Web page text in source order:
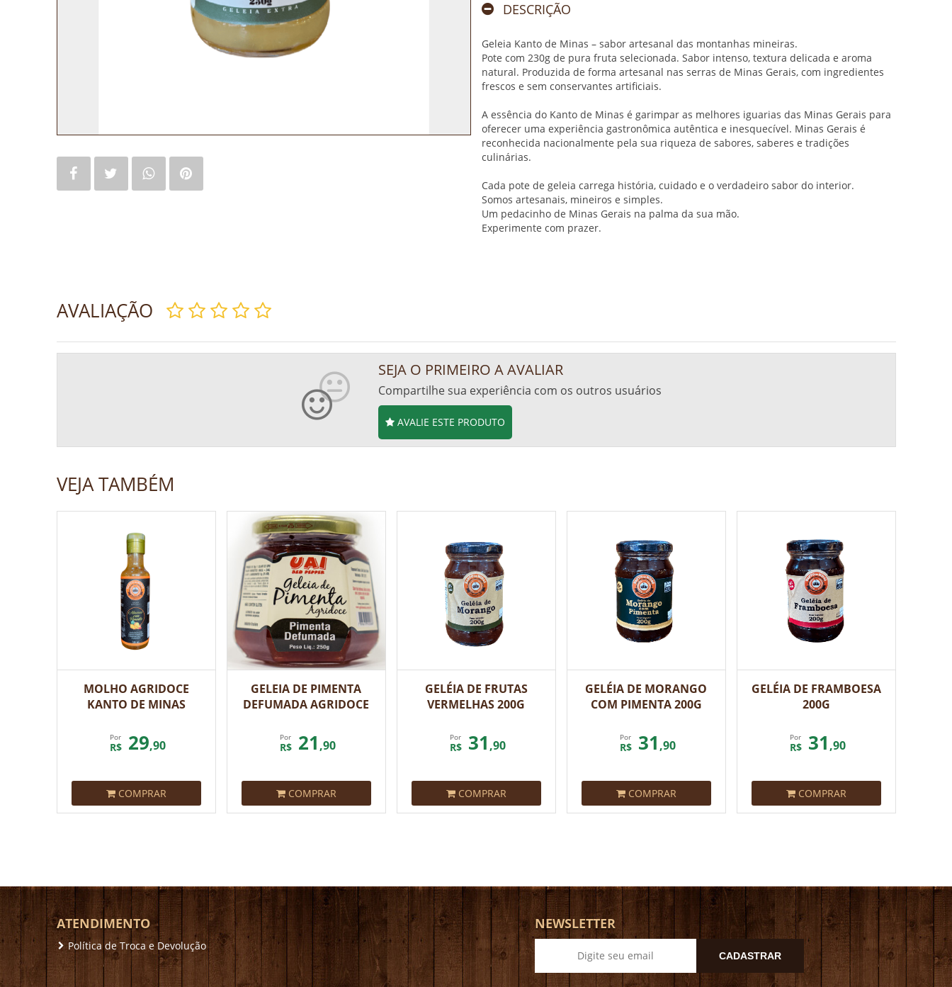
DESCRIÇÃO
Geleia Kanto de Minas – sabor artesanal das montanhas mineiras.
Pote com 230g de pura fruta selecionada. Sabor intenso, textura delicada e aroma
natural. Produzida de forma artesanal nas serras de Minas Gerais, com ingredientes
frescos e sem conservantes artificiais.
A essência do Kanto de Minas é garimpar as melhores iguarias das Minas Gerais para
oferecer uma experiência gastronômica autêntica e inesquecível. Minas Gerais é
reconhecida nacionalmente pela sua riqueza de sabores, saberes e tradições
culinárias.
Cada pote de geleia carrega história, cuidado e o verdadeiro sabor do interior.
Somos artesanais, mineiros e simples.
Um pedacinho de Minas Gerais na palma da sua mão.
Experimente com prazer.
AVALIAÇÃO
SEJA O PRIMEIRO A AVALIAR
Compartilhe sua experiência com os outros usuários
AVALIE ESTE PRODUTO
VEJA TAMBÉM
MOLHO AGRIDOCE
KANTO DE MINAS
Por
R$ 29,90
COMPRAR
GELEIA DE PIMENTA
DEFUMADA AGRIDOCE
Por
R$ 21 ,90
COMPRAR
GELÉIA DE FRUTAS
VERMELHAS 200G
Por
R$ 31 ,90
COMPRAR
GELÉIA DE MORANGO
COM PIMENTA 200G
Por
R$ 31 ,90
COMPRAR
GELÉIA DE FRAMBOESA
200G
Por
R$ 31 ,90
COMPRAR
ATENDIMENTO
Política de Troca e Devolução
NEWSLETTER
CADASTRAR